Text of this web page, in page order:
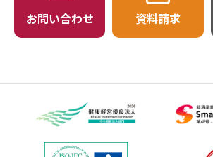
お問い合わせ 資料請求